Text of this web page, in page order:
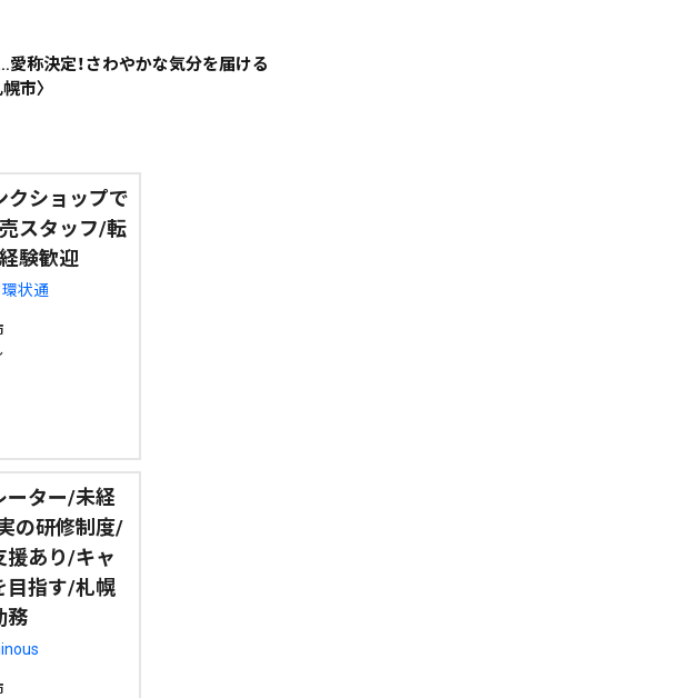
称決定！さわやかな気分を届ける
市〉
クショップで
スタッフ/転
験歓迎
状通
ーター/未経
の研修制度/
援あり/キャ
目指す/札幌
務